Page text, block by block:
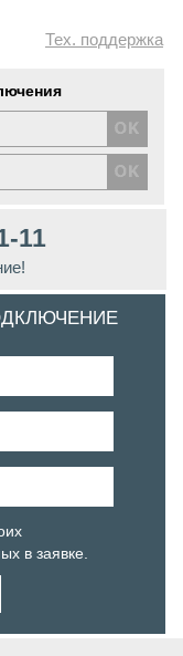
Тех. поддержка
11
в заявке.